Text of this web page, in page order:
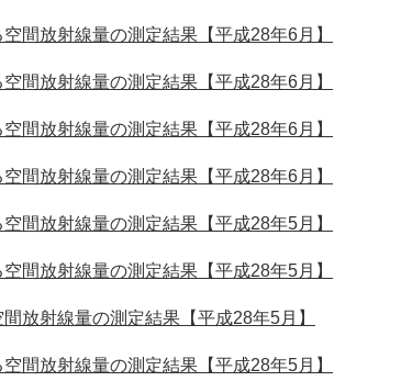
間放射線量の測定結果【平成28年6月】
間放射線量の測定結果【平成28年6月】
間放射線量の測定結果【平成28年6月】
間放射線量の測定結果【平成28年6月】
間放射線量の測定結果【平成28年5月】
間放射線量の測定結果【平成28年5月】
放射線量の測定結果【平成28年5月】
間放射線量の測定結果【平成28年5月】